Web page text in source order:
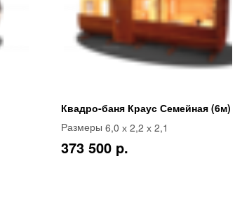
Квадро-баня Краус Семейная (6м)
Размеры 6,0 х 2,2 х 2,1
373 500 p.